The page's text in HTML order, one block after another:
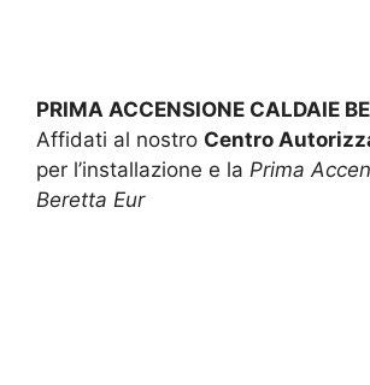
PRIMA ACCENSIONE CALDAIE
Affidati al nostro Centro
per l’installazione e la Prima
Beretta Eur